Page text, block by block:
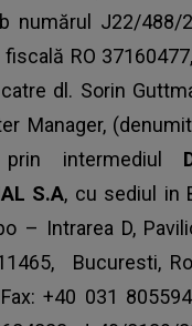
numărul J22/488/
RO
dl. Sorin
Manager,
intermediul
S.A, cu sediul in
– Intrarea D,
Bucuresti,
+40 031